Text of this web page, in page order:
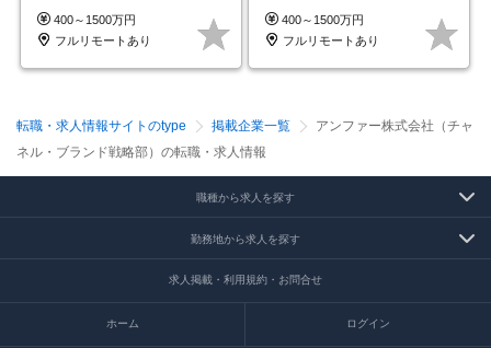
◆10名の採用が決定◆
400～1500万円
フルリモートあり
上★副業可
400～1500万円
フルリモートあり
転職・求人情報サイトのtype 掲載企業一覧
アンファー株式会社（チャ
ネル・ブランド戦略部）の転職・求人情報
職種から求人を探す
勤務地から求人を探す
求人掲載・利用規約・お問合せ
ホーム ログイン